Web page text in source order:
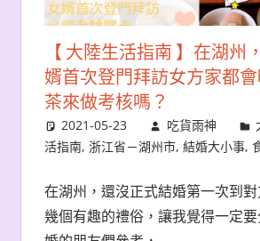
【 大陸生活指南 】在湖州
婿首次登門拜訪女方家都
茶來做考核嗎？
2021-05-23 吃貨雨神
活指南, 浙江省－湖州市, 結婚大小事,
在湖州，還沒正式結婚第一次到
幾個有趣的禮俗，讓我覺得一定